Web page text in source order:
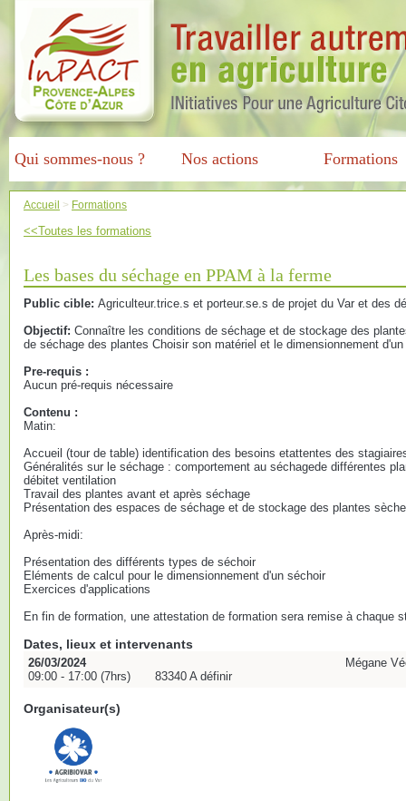
Qui sommes-nous ? Nos actions Formations
Accueil > Formations
<<Toutes les formations
Les bases du séchage en PPAM à la ferme
Public cible: Agriculteur.trice.s et porteur.se.s de projet du Var et des
Objectif: Connaître les conditions de séchage et de stockage des
de séchage des plantes Choisir son matériel et le dimensionnement
Pre-requis :
Aucun pré-requis nécessaire
Contenu :
Matin:
Accueil (tour de table) identification des besoins etattentes des
Généralités sur le séchage : comportement au séchagede différentes
débitet ventilation
Travail des plantes avant et après séchage
Présentation des espaces de séchage et de stockage des plantes
Après-midi:
Présentation des différents types de séchoir
Eléments de calcul pour le dimensionnement d'un séchoir
Exercices d'applications
En fin de formation, une attestation de formation sera remise à chaque
Dates, lieux et intervenants
26/03/2024
09:00 - 17:00 (7hrs)
83340 A définir
Mégane
Organisateur(s)